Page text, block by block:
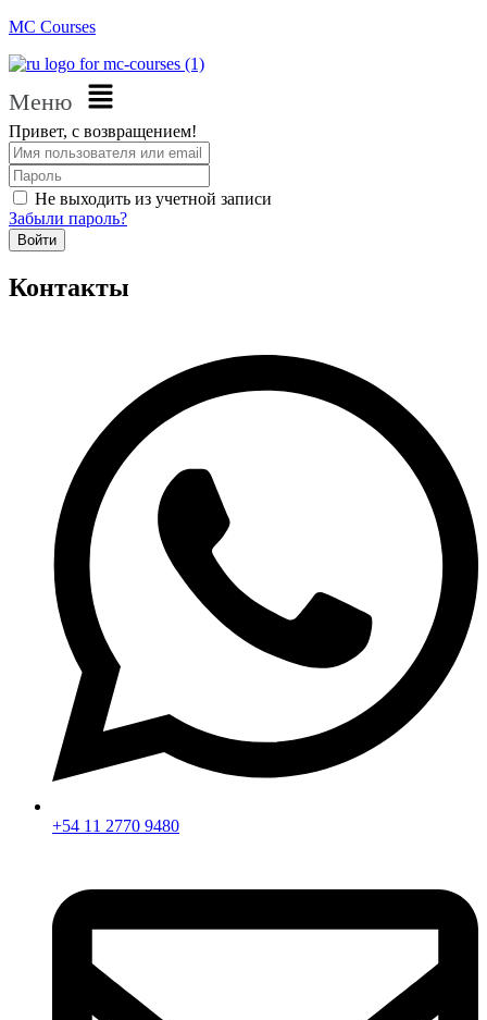
MC Courses
Меню
Привет, с возвращением!
Не выходить из учетной записи
Забыли пароль?
Войти
Контакты
+54 11 2770 9480